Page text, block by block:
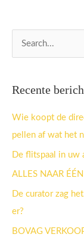
n
a
a
r
Recente
Wie koopt de
pellen af wat het
De flitspaal in uw
ALLES NAAR
De curator zag
er?
BOVAG